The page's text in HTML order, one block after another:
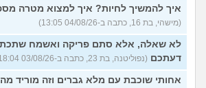
איך להמשיך לחיות? איך למצוא מטרה
(מישהי, בת 16, כתבה ב-04/08/26 13:05)
לא שאלה, אלא סתם פריקה ואשמח
דעתכם (נפוליטנה, בת 23, כתבה ב-03/08/26 18:04)
אחותי שוכבת עם מלא גברים וזה מוריד